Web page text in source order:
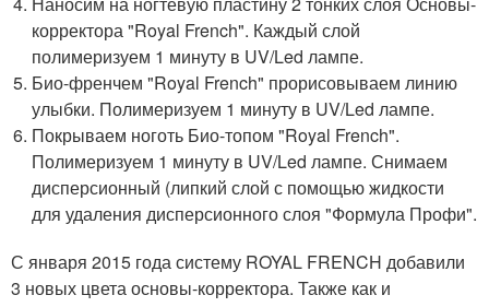
корректора "Royal French". Каждый слой
полимеризуем 1 минуту в UV/Led лампе.
Био-френчем "Royal French" прорисовываем линию
улыбки. Полимеризуем 1 минуту в UV/Led лампе.
Покрываем ноготь Био-топом "Royal French".
Полимеризуем 1 минуту в UV/Led лампе. Снимаем
дисперсионный (липкий слой с помощью жидкости
для удаления дисперсионного слоя "Формула Профи".
С января 2015 года систему ROYAL FRENCH добавили
3 новых цвета основы-корректора. Также как и